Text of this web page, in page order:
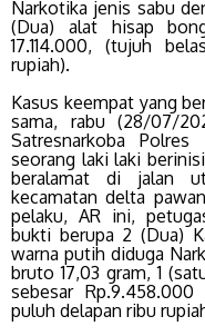
Narkotika jenis sabu
(Dua) alat hisap
17.114.000, (tujuh
rupiah).
Kasus keempat yang
sama, rabu (28/07/
Satresnarkoba Polres
seorang laki laki
beralamat di jalan
kecamatan delta
pelaku, AR ini,
bukti berupa 2 (Dua)
warna putih diduga
bruto 17,03 gram, 1
sebesar
puluh delapan ribu